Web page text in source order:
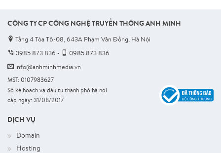
CÔNG TY CP CÔNG NGHỆ TRUYỀN THÔNG ANH MINH
Tầng 4 Tòa T6-08, 643A Phạm Văn Đồng, Hà Nội
0985 873 836 -
0985 873 836
info@anhminhmedia.vn
MST: 0107983627
Sở kế hoạch và đầu tư thành phố hà nội
cấp ngày: 31/08/2017
DỊCH VỤ
Domain
Hosting